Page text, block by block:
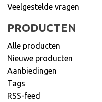
Veelgestelde vragen
PRODUCTEN
Alle producten
Nieuwe producten
Aanbiedingen
Tags
RSS-feed